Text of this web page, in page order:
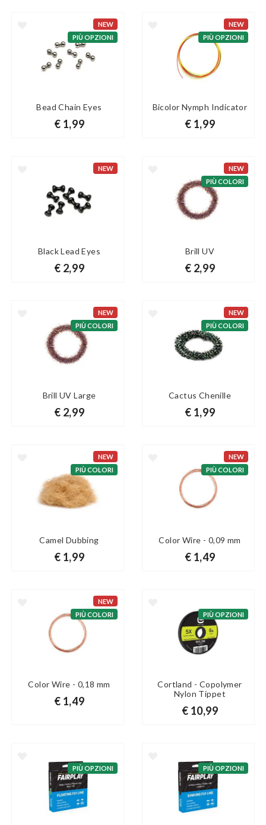
NEW
PIÙ OPZIONI
Bead Chain Eyes
€ 1,99
NEW
PIÙ OPZIONI
Bicolor Nymph Indicator
€ 1,99
NEW
Black Lead Eyes
€ 2,99
NEW
PIÙ COLORI
Brill UV
€ 2,99
NEW
PIÙ COLORI
Brill UV Large
€ 2,99
NEW
PIÙ COLORI
Cactus Chenille
€ 1,99
NEW
PIÙ COLORI
Camel Dubbing
€ 1,99
NEW
PIÙ COLORI
Color Wire - 0,09 mm
€ 1,49
NEW
PIÙ COLORI
Color Wire - 0,18 mm
€ 1,49
PIÙ OPZIONI
Cortland - Copolymer
Nylon Tippet
€ 10,99
PIÙ OPZIONI PIÙ OPZIONI